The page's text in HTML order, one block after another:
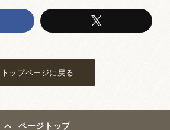
トップページに戻る
ページトップ